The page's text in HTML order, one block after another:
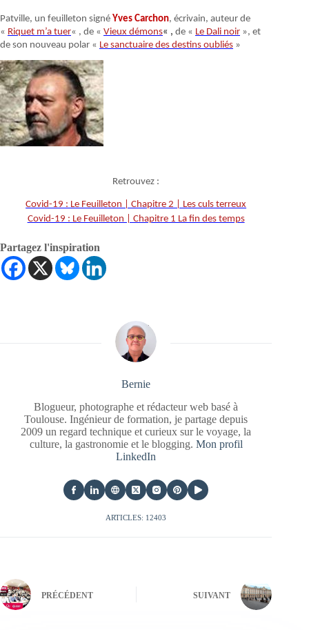
Patville, un feuilleton signé Yves Carchon, écrivain, auteur de
« Riquet m’a tuer« , de « Vieux démons« , de « Le Dali noir », et
de son nouveau polar « Le sanctuaire des destins oubliés »
Retrouvez :
Covid-19 : Le Feuilleton | Chapitre 2 | Les culs terreux
Covid-19 : Le Feuilleton | Chapitre 1 La fin des temps
Partagez l'inspiration
Bernie
Blogueur, photographe et rédacteur web basé à
Toulouse. Ingénieur de formation, je partage depuis
2009 un regard technique et curieux sur le voyage, la
culture, la gastronomie et le blogging. Mon profil
LinkedIn
ARTICLES: 12403
PRÉCÉDENT SUIVANT